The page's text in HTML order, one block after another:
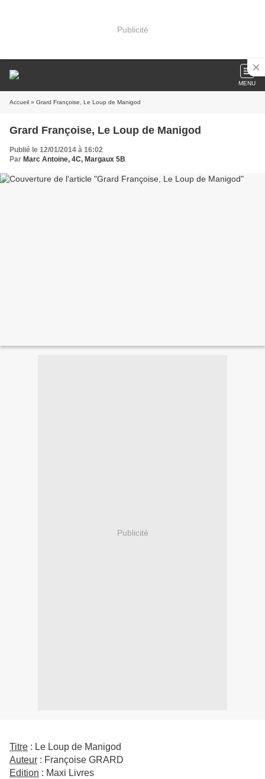
Publicité
MENU
Accueil » Grard Françoise, Le Loup de Manigod
Grard Françoise, Le Loup de Manigod
Publié le 12/01/2014 à 16:02
Par Marc Antoine, 4C, Margaux 5B
Publicité
Titre : Le Loup de Manigod
Auteur : Françoise GRARD
Edition : Maxi Livres